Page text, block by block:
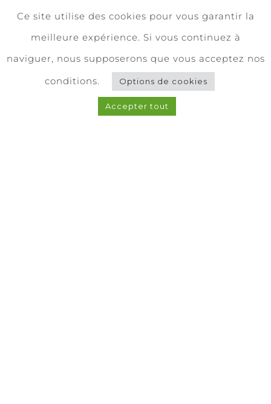
Ce site utilise des cookies pour vous garantir la
meilleure expérience. Si vous continuez à
naviguer, nous supposerons que vous acceptez nos
conditions.
Options de cookies
Accepter tout